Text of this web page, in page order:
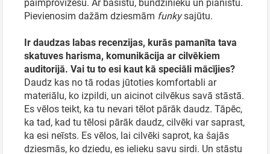
paimprovizēšu. Ar basistu, bundzinieku un pianistu.
Pievienosim dažām dziesmām funkysajūtu.
Ir daudzas labas recenzijas, kurās pamanīta tava
skatuves harisma, komunikācija ar cilvēkiem
auditorijā. Vai tu to esi kaut kā speciāli mācījies?
Daudz kas no tā rodas jūtoties komfortabli ar
materiālu, ko izpildi, un aicinot cilvēkus savā stāstā.
Es vēlos teikt, ka tu nevari tēlot pārāk daudz. Tāpēc,
ka tad, kad tu tēlosi pārāk daudz, cilvēki var saprast,
ka esi neīsts. Es vēlos, lai cilvēki saprot, ka šajās
dziesmās, ko dziedu, es ielieku savu sirdi. Un stāstu